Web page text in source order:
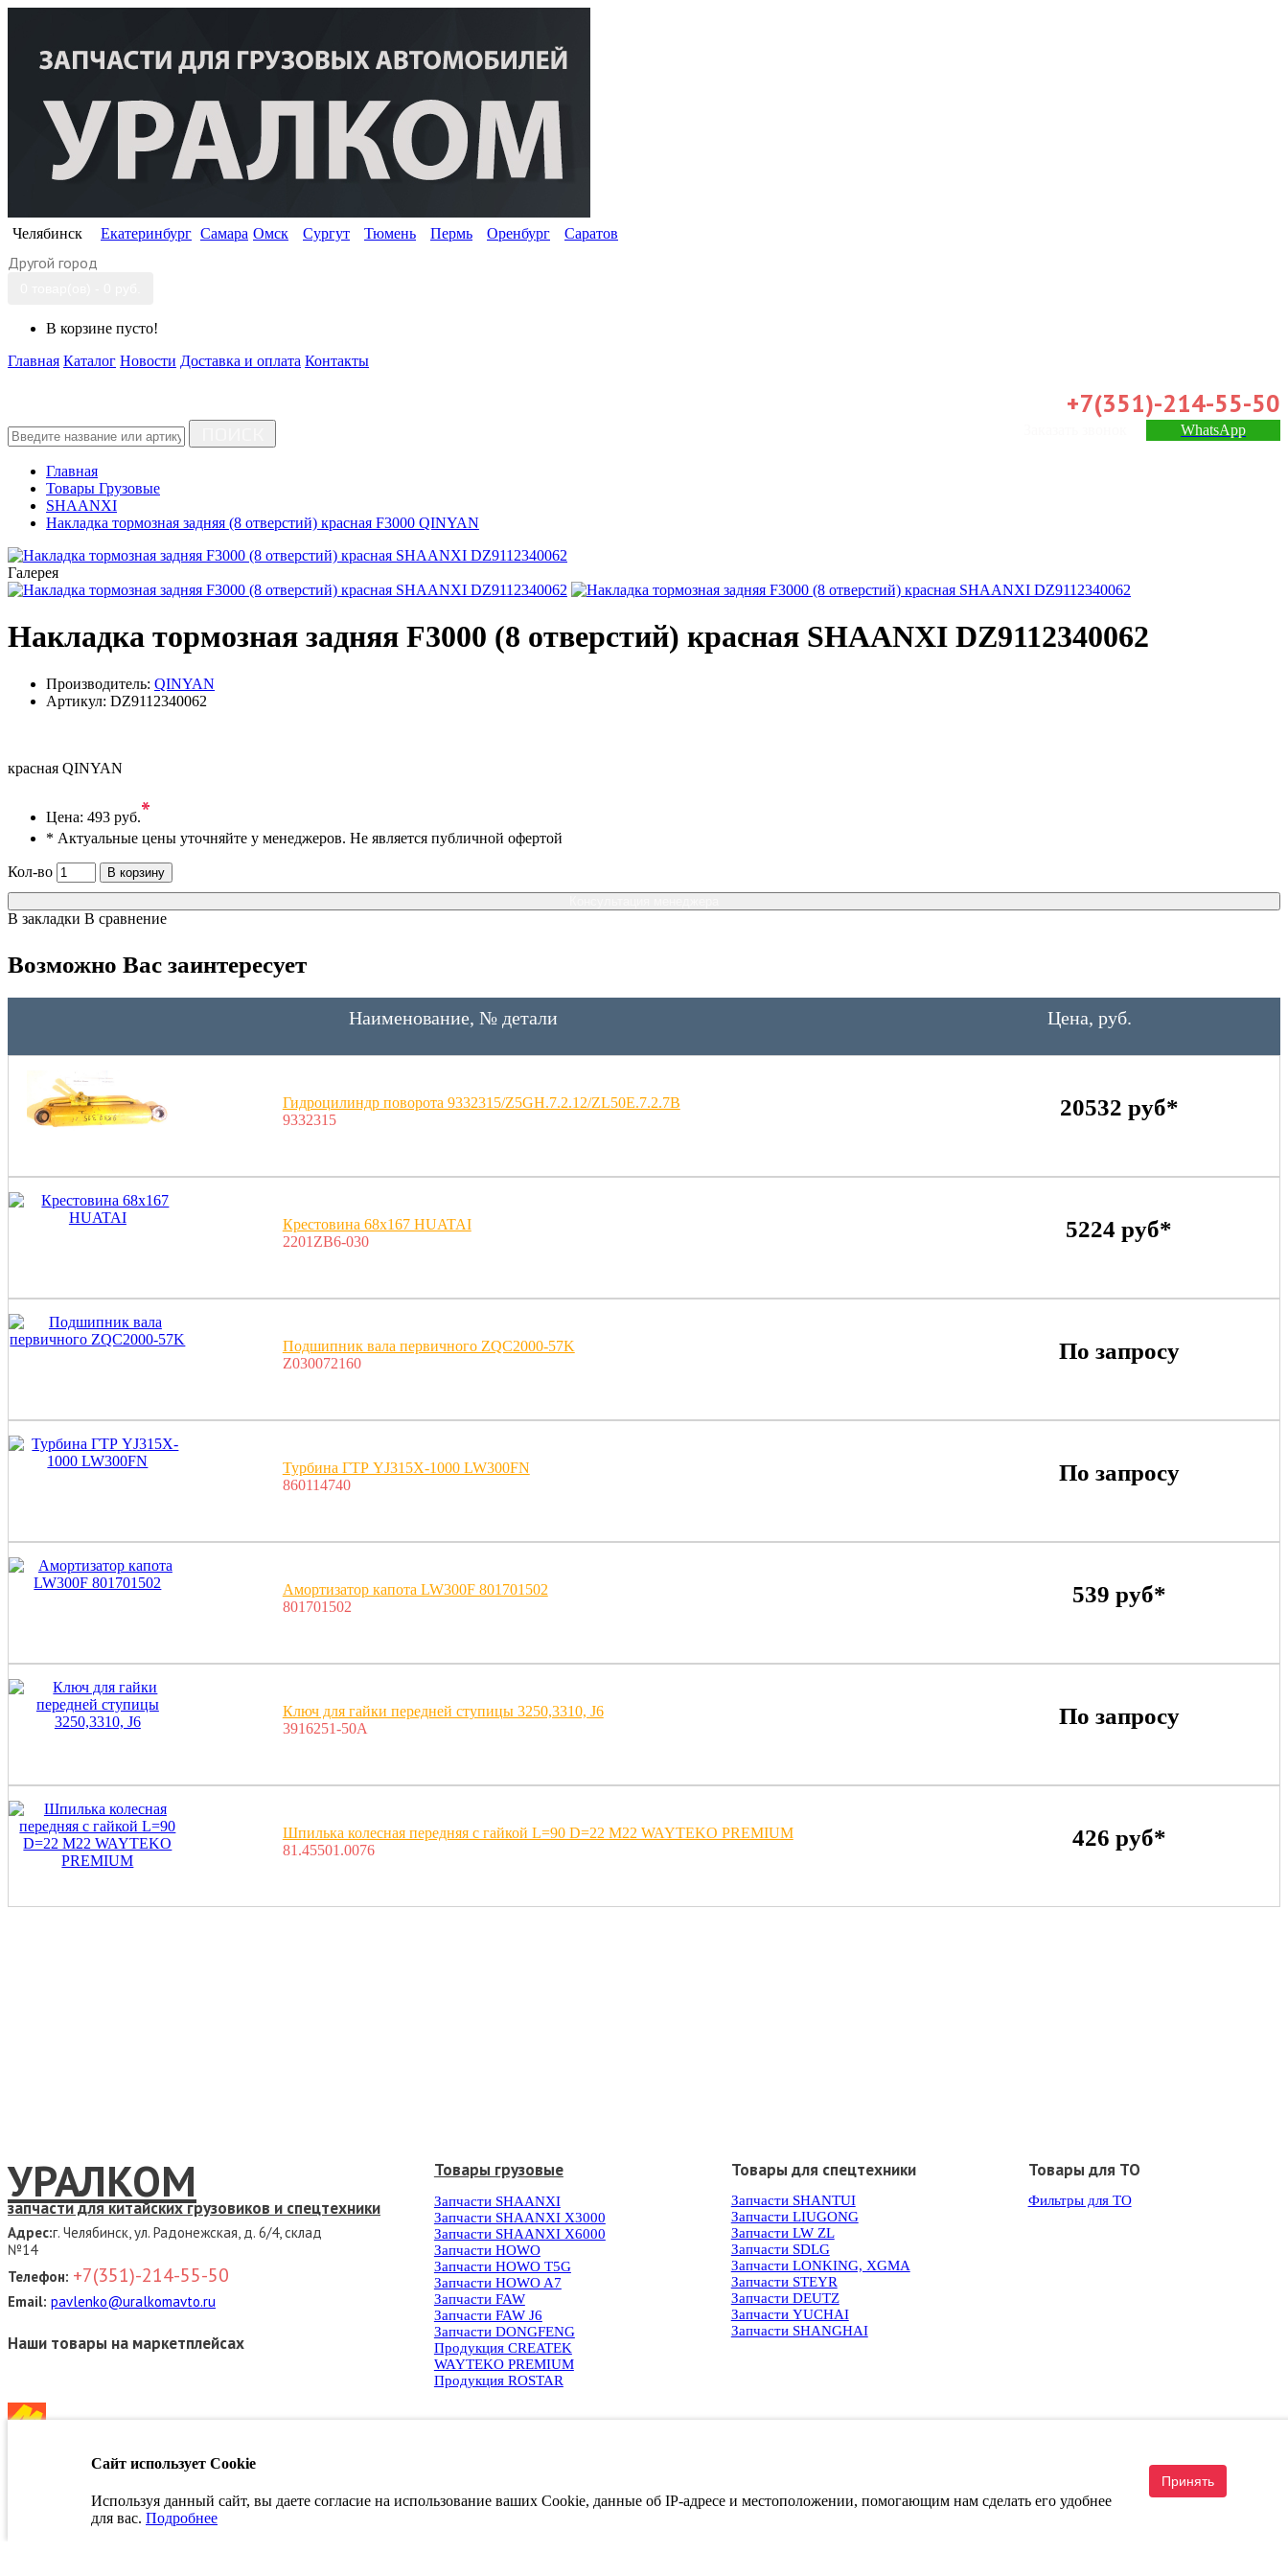
Челябинск Екатеринбург Самара Омск Сургут Тюмень Пермь Оренбург Саратов
Другой город
В корзине пусто!
Главная Каталог Новости Доставка и оплата Контакты
+7(351)-214-55-50
WhatsApp
Главная
Товары Грузовые
SHAANXI
Накладка тормозная задняя (8 отверстий) красная F3000 QINYAN
Галерея
Накладка тормозная задняя F3000 (8 отверстий) красная SHAANXI DZ9112340062
Производитель: QINYAN
Артикул: DZ9112340062
красная QINYAN
Цена: 493 руб.*
* Актуальные цены уточняйте у менеджеров. Не является публичной офертой
Кол-во
В корзину
В закладки В сравнение
Возможно Вас заинтересует
Наименование, № детали Цена, руб.
Гидроцилиндр поворота 9332315/Z5GH.7.2.12/ZL50E.7.2.7B
9332315
20532 руб*
Крестовина 68x167 HUATAI
2201ZB6-030
5224 руб*
Подшипник вала первичного ZQC2000-57K
Z030072160
По запросу
Турбина ГТР YJ315X-1000 LW300FN
860114740
По запросу
Амортизатор капота LW300F 801701502
801701502
539 руб*
Ключ для гайки передней ступицы 3250,3310, J6
3916251-50A
По запросу
Шпилька колесная передняя с гайкой L=90 D=22 M22 WAYTEKO PREMIUM
81.45501.0076
426 руб*
УРАЛКОМ
запчасти для китайских грузовиков и спецтехники
Адрес:г. Челябинск, ул. Радонежская, д. 6/4, склад
№14
Телефон: +7(351)-214-55-50
Email: pavlenko@uralkomavto.ru
Наши товары на маркетплейсах
Связаться с руководством
Заказать звонок
Товары грузовые
Запчасти SHAANXI
Запчасти SHAANXI X3000
Запчасти SHAANXI X6000
Запчасти HOWO
Запчасти HOWO T5G
Запчасти HOWO A7
Запчасти FAW
Запчасти FAW J6
Запчасти DONGFENG
Продукция CREATEK
WAYTEKO PREMIUM
Продукция ROSTAR
Товары для спецтехники
Запчасти SHANTUI
Запчасти LIUGONG
Запчасти LW ZL
Запчасти SDLG
Запчасти LONKING, XGMA
Запчасти STEYR
Запчасти DEUTZ
Запчасти YUCHAI
Запчасти SHANGHAI
Товары для ТО
Фильтры для ТО
Сайт использует Cookie
Используя данный сайт, вы даете согласие на использование ваших Cookie, данные об IP-адресе и местоположении, помогающим нам сделать его удобнее
для вас. Подробнее
Принять